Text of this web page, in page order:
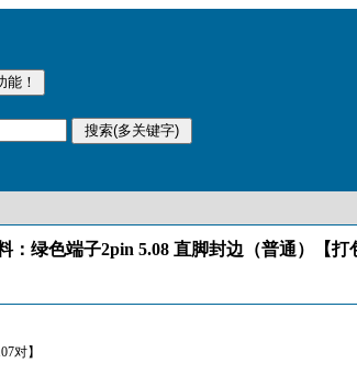
：绿色端子2pin 5.08 直脚封边（普通）【打
对】